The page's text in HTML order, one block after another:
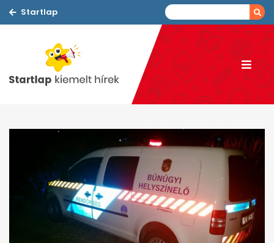
Startlap